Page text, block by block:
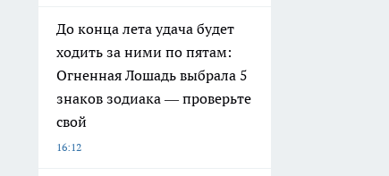
До конца лета удача будет
ходить за ними по пятам:
Огненная Лошадь выбрала 5
знаков зодиака — проверьте
свой
16:12